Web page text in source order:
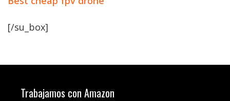
[/su_box]
Trabajamos con Amazon